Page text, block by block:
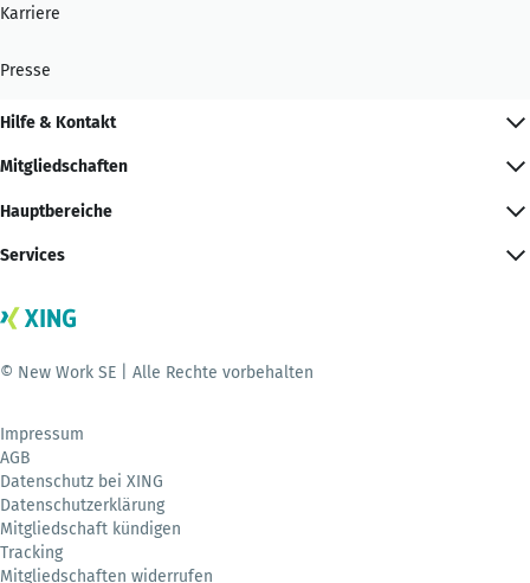
Karriere
Presse
Hilfe & Kontakt
Mitgliedschaften
Hauptbereiche
Services
© New Work SE | Alle Rechte vorbehalten
Impressum
AGB
Datenschutz bei XING
Datenschutzerklärung
Mitgliedschaft kündigen
Tracking
Mitgliedschaften widerrufen